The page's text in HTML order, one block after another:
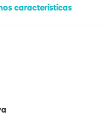
características